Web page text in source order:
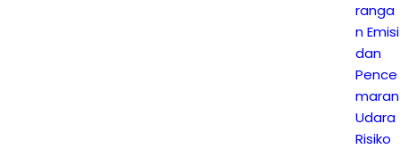
ranga
n Emisi
dan
Pence
maran
Udara
Risiko